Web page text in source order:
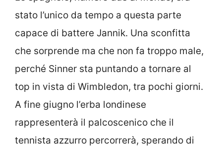
stato l’unico da tempo a questa parte
capace di battere Jannik. Una sconfitta
che sorprende ma che non fa troppo male,
perché Sinner sta puntando a tornare al
top in vista di Wimbledon, tra pochi giorni.
A fine giugno l’erba londinese
rappresenterà il palcoscenico che il
tennista azzurro percorrerà, sperando di